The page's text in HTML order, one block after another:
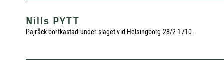
Nills PYTT
Pajråck bortkastad under slaget vid Helsingborg 28/2 1710.